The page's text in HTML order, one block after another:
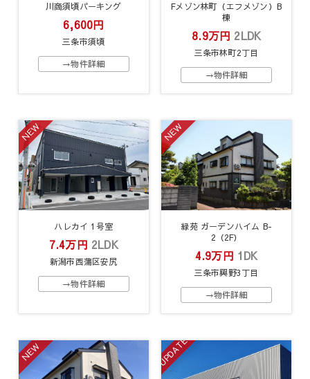
川商須頃パーキング
6,600円
三条市須頃
→物件詳細
Fメゾン林町（エフメゾン）B
棟
8.9万円 2LDK
三条市林町2丁目
→物件詳細
NEW
ハレカイ 1号室
7.4万円 2LDK
新潟市西蒲区安尻
→物件詳細
NEW
緑苑 ガーデンハイム B-
2（2F）
4.9万円 1DK
三条市興野3丁目
→物件詳細
NEW UPDATE